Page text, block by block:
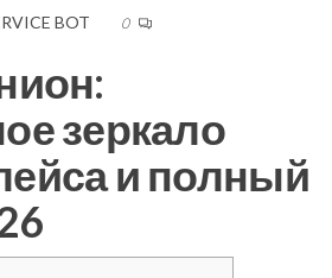
BOT 0
зеркало
и полный